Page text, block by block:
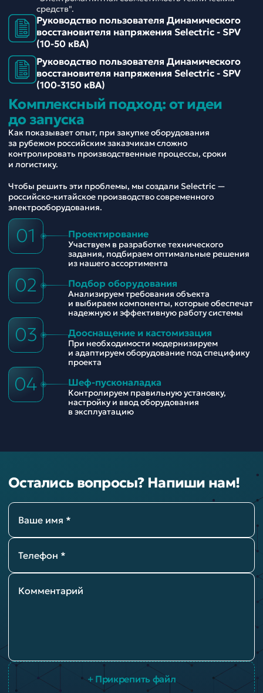
средств".
Руководство пользователя Динамического
восстановителя напряжения Selectric - SPV
(10-50 кВА)
Руководство пользователя Динамического
восстановителя напряжения Selectric - SPV
(100-3150 кВА)
Комплексный подход: от идеи
до запуска
Как показывает опыт, при закупке оборудования
за рубежом российским заказчикам сложно
контролировать производственные процессы, сроки
и логистику.
Чтобы решить эти проблемы, мы создали Selectric —
российско-китайское производство современного
электрооборудования.
01 Проектирование
Участвуем в разработке технического
задания, подбираем оптимальные решения
из нашего ассортимента
02 Подбор оборудования
Анализируем требования объекта
и выбираем компоненты, которые обеспечат
надежную и эффективную работу системы
03 Дооснащение и кастомизация
При необходимости модернизируем
и адаптируем оборудование под специфику
проекта
04 Шеф-пусконаладка
Контролируем правильную установку,
настройку и ввод оборудования
в эксплуатацию
Остались вопросы? Напиши нам!
Ваше имя *
Телефон *
Комментарий
+ Прикрепить файл